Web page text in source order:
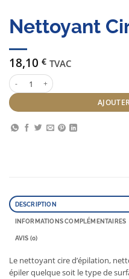
Nettoyant
18,10 € TVAC
quantité de Nettoyant Cire
DESCRIPTION
INFORMATIONS COMPLÉMENTAIRES
AVIS (0)
Le nettoyant cire d’épilation,
épiler quelque soit le type de